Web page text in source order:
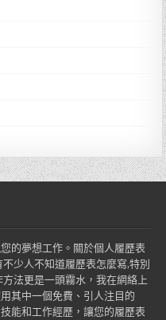
的夢想工作。關於個人履歷表
少人不知道履歷表怎麼寫,特別
法更是一頭霧水，我在網絡上
其中一個免費、引人注目的
能和工作經歷，讓您的履歷表